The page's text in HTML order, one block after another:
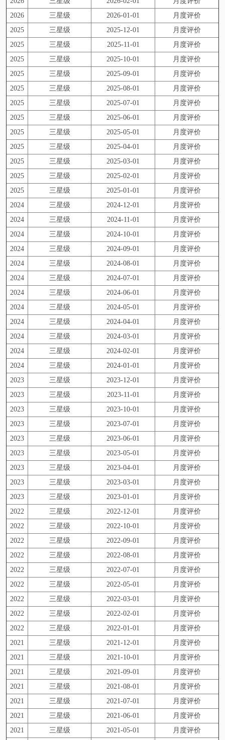
2026
三星级 2026-01-01
月度评价
2025
三星级 2025-12-01
月度评价
2025
三星级 2025-11-01
月度评价
2025
三星级 2025-10-01
月度评价
2025
三星级 2025-09-01
月度评价
2025
三星级 2025-08-01
月度评价
2025
三星级 2025-07-01
月度评价
2025
三星级 2025-06-01
月度评价
2025
三星级 2025-05-01
月度评价
2025
三星级 2025-04-01
月度评价
2025
三星级 2025-03-01
月度评价
2025
三星级 2025-02-01
月度评价
2025
三星级 2025-01-01
月度评价
2024
三星级 2024-12-01
月度评价
2024
三星级 2024-11-01
月度评价
2024
三星级 2024-10-01
月度评价
2024
三星级 2024-09-01
月度评价
2024
三星级 2024-08-01
月度评价
2024
三星级 2024-07-01
月度评价
2024
三星级 2024-06-01
月度评价
2024
三星级 2024-05-01
月度评价
2024
三星级 2024-04-01
月度评价
2024
三星级 2024-03-01
月度评价
2024
三星级 2024-02-01
月度评价
2024
三星级 2024-01-01
月度评价
2023
三星级 2023-12-01
月度评价
2023
三星级 2023-11-01
月度评价
2023
三星级 2023-10-01
月度评价
2023
三星级 2023-07-01
月度评价
2023
三星级 2023-06-01
月度评价
2023
三星级 2023-05-01
月度评价
2023
三星级 2023-04-01
月度评价
2023
三星级 2023-03-01
月度评价
2023
三星级 2023-01-01
月度评价
2022
三星级 2022-12-01
月度评价
2022
三星级 2022-10-01
月度评价
2022
三星级 2022-09-01
月度评价
2022
三星级 2022-08-01
月度评价
2022
三星级 2022-07-01
月度评价
2022
三星级 2022-05-01
月度评价
2022
三星级 2022-03-01
月度评价
2022
三星级 2022-02-01
月度评价
2022
三星级 2022-01-01
月度评价
2021
三星级 2021-12-01
月度评价
2021
三星级 2021-10-01
月度评价
2021
三星级 2021-09-01
月度评价
2021
三星级 2021-08-01
月度评价
2021
三星级 2021-07-01
月度评价
2021
三星级 2021-06-01
月度评价
2021
三星级 2021-05-01
月度评价